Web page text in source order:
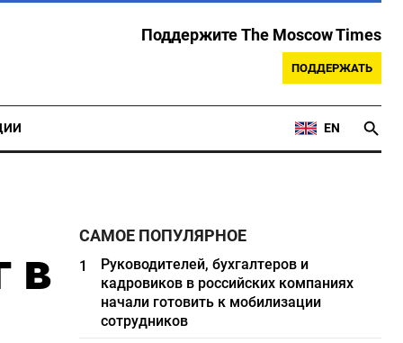
Поддержите The Moscow Times
ПОДДЕРЖАТЬ
EN
в
САМОЕ ПОПУЛЯРНОЕ
1
Руководителей, бухгалтеров и
кадровиков в российских компаниях
начали готовить к мобилизации
сотрудников